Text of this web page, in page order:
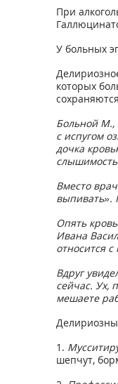
При
У больных
которых
Больной М.,
с испугом
дочка
Вместо
выпивать».
Опять
Ивана
относится
Вдруг
сейчас. Ух,
мешаете
1.
шепчут,